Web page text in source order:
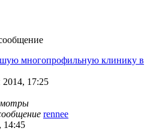
многопрофильную клинику в
17:25
rennee
14:45